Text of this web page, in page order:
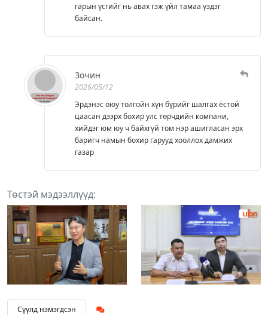
гарын үсгийг нь авах гэж үйл тамаа үздэг
байсан.
Зочин
2026/05/12
Эрдэнэс оюу толгойн хүн бүрийг шалгах ёстой
цаасан дээрх бохир улс төрчдийн компани,
хийдэг юм юу ч байхгүй том нэр ашигласан эрх
баригч намын бохир гарууд хооллох дамжих
газар
Төстэй мэдээллүүд:
Сүүлд нэмэгдсэн